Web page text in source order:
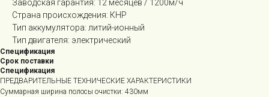
Заводская гарантия: 12 месяцев / 1200м/ч
Страна происхождения: КНР
Тип аккумулятора: литий-ионный
Тип двигателя: электрический
Спецификация
Срок поставки
Спецификация
ПРЕДВАРИТЕЛЬНЫЕ ТЕХНИЧЕСКИЕ ХАРАКТЕРИСТИКИ
Суммарная ширина полосы очистки: 430мм